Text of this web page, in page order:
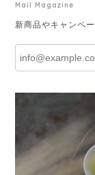
Mail Magazine
新商品やキャンペ